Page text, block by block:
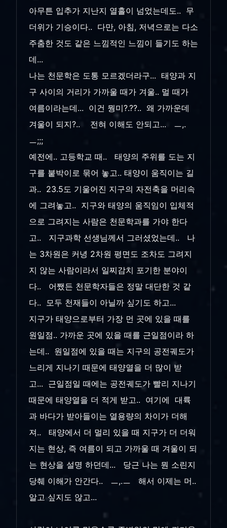
아무튼 입추가 지난지 열흘이 넘었는데도.. 무
더위가 기승이다.. 다만, 아침, 저녁으로는 다소
주춤한 것도 같은 느낌적인 느낌이 들기도 하는
데...
나는 천문학은 도통 모르겠더라구... 태양과 지
구 사이의 거리가 가까울 때가 겨울.. 멀 때가
여름이라는데... 이건 뭥미?.??.. 왜 가까운데
겨울이 되지?.. 전혀 이해도 안되고... ㅡ,.
ㅡ;;;
예전에.. 고등학교 때.. 태양의 주위를 도는 지
구를 붙박이로 묶어 놓고.. 태양이 움직이는 길
과.. 23.5도 기울어진 지구의 자전축을 머리속
에 그려놓고.. 지구와 태양의 움직임이 입체적
으로 그려지는 사람은 천문학과를 가야 한다
고.. 지구과학 선생님께서 그러셨었는데.. 나
는 3차원은 커녕 2차원 평면도 조차도 그려지
지 않는 사람이라서 일찌감치 포기한 분야이
다.. 어쨌든 천문학자들은 정말 대단한 것 같
다.. 모두 천재들이 아닐까 싶기도 하고...
지구가 태양으로부터 가장 먼 곳에 있을 때를
원일점.. 가까운 곳에 있을 때를 근일점이라 하
는데.. 원일점에 있을 때는 지구의 공전궤도가
느리게 지나기 때문에 태양열을 더 많이 받
고... 근일점일 때에는 공전궤도가 빨리 지나기
때문에 태양열을 더 적게 받고.. 여기에 대륙
과 바다가 받아들이는 열용량의 차이가 더해
져.. 태양에서 더 멀리 있을 때 지구가 더 더워
지는 현상, 즉 여름이 되고 가까울 때 겨울이 되
는 현상을 설명 하던데... 당근 나는 뭔 소린지
당췌 이해가 안간다.. ㅡ,.ㅡ 해서 이제는 머..
알고 싶지도 않고...